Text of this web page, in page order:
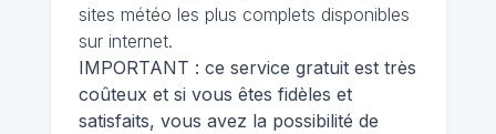
sites météo les plus complets disponibles
sur internet.
IMPORTANT : ce service gratuit est très
coûteux et si vous êtes fidèles et
satisfaits, vous avez la possibilité de